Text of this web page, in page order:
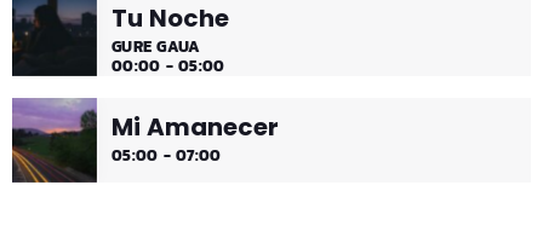
Tu Noche
GURE GAUA
00:00 - 05:00
Mi Amanecer
05:00 - 07:00